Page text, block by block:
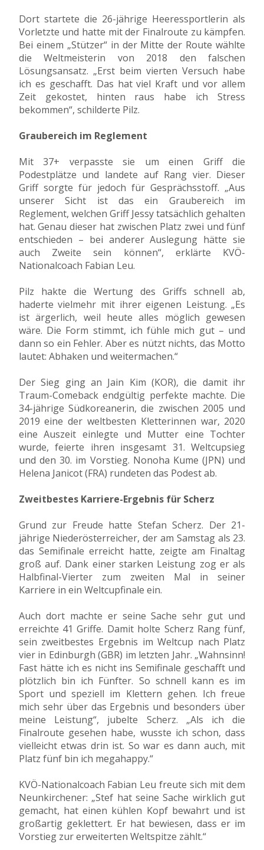
Dort startete die 26-jährige Heeressportlerin als
Vorletzte und hatte mit der Finalroute zu kämpfen.
Bei einem „Stützer“ in der Mitte der Route wählte
die Weltmeisterin von 2018 den falschen
Lösungsansatz. „Erst beim vierten Versuch habe
ich es geschafft. Das hat viel Kraft und vor allem
Zeit gekostet, hinten raus habe ich Stress
bekommen“, schilderte Pilz.
Graubereich im Reglement
Mit 37+ verpasste sie um einen Griff die
Podestplätze und landete auf Rang vier. Dieser
Griff sorgte für jedoch für Gesprächsstoff. „Aus
unserer Sicht ist das ein Graubereich im
Reglement, welchen Griff Jessy tatsächlich gehalten
hat. Genau dieser hat zwischen Platz zwei und fünf
entschieden – bei anderer Auslegung hätte sie
auch Zweite sein können“, erklärte KVÖ-
Nationalcoach Fabian Leu.
Pilz hakte die Wertung des Griffs schnell ab,
haderte vielmehr mit ihrer eigenen Leistung. „Es
ist ärgerlich, weil heute alles möglich gewesen
wäre. Die Form stimmt, ich fühle mich gut – und
dann so ein Fehler. Aber es nützt nichts, das Motto
lautet: Abhaken und weitermachen.“
Der Sieg ging an Jain Kim (KOR), die damit ihr
Traum-Comeback endgültig perfekte machte. Die
34-jährige Südkoreanerin, die zwischen 2005 und
2019 eine der weltbesten Kletterinnen war, 2020
eine Auszeit einlegte und Mutter eine Tochter
wurde, feierte ihren insgesamt 31. Weltcupsieg
und den 30. im Vorstieg. Nonoha Kume (JPN) und
Helena Janicot (FRA) rundeten das Podest ab.
Zweitbestes Karriere-Ergebnis für Scherz
Grund zur Freude hatte Stefan Scherz. Der 21-
jährige Niederösterreicher, der am Samstag als 23.
das Semifinale erreicht hatte, zeigte am Finaltag
groß auf. Dank einer starken Leistung zog er als
Halbfinal-Vierter zum zweiten Mal in seiner
Karriere in ein Weltcupfinale ein.
Auch dort machte er seine Sache sehr gut und
erreichte 41 Griffe. Damit holte Scherz Rang fünf,
sein zweitbestes Ergebnis im Weltcup nach Platz
vier in Edinburgh (GBR) im letzten Jahr. „Wahnsinn!
Fast hätte ich es nicht ins Semifinale geschafft und
plötzlich bin ich Fünfter. So schnell kann es im
Sport und speziell im Klettern gehen. Ich freue
mich sehr über das Ergebnis und besonders über
meine Leistung“, jubelte Scherz. „Als ich die
Finalroute gesehen habe, wusste ich schon, dass
vielleicht etwas drin ist. So war es dann auch, mit
Platz fünf bin ich megahappy.“
KVÖ-Nationalcoach Fabian Leu freute sich mit dem
Neunkirchener: „Stef hat seine Sache wirklich gut
gemacht, hat einen kühlen Kopf bewahrt und ist
großartig geklettert. Er hat bewiesen, dass er im
Vorstieg zur erweiterten Weltspitze zählt.“